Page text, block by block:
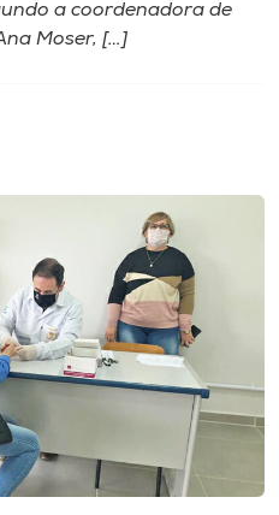
a coordenadora de
Moser, […]